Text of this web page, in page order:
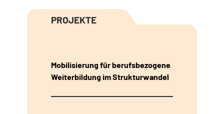
PROJEKTE
Mobilisierung für berufsbezogene
Weiterbildung im Strukturwandel